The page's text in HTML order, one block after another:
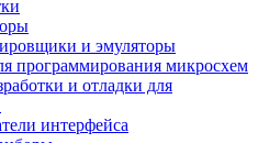
и эмуляторы
программирования микросхем
и отладки для
интерфейса